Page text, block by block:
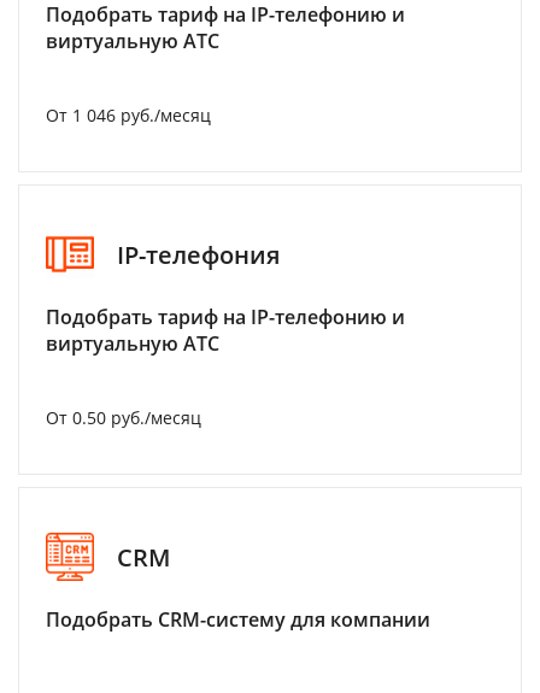
Подобрать тариф на IP-телефонию и
виртуальную АТС
От 1 046 руб./месяц
IP-телефония
Подобрать тариф на IP-телефонию и
виртуальную АТС
От 0.50 руб./месяц
CRM
Подобрать CRM-систему для компании